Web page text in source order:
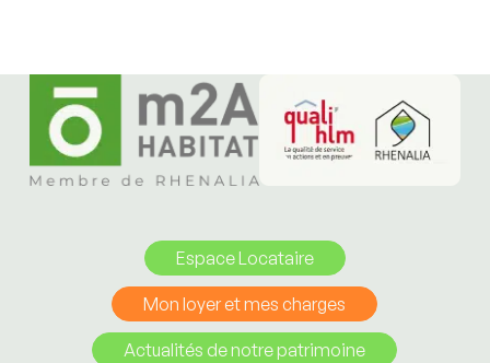
Espace Locataire
Mon loyer et mes charges
Actualités de notre patrimoine